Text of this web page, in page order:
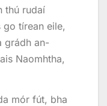
thú rudaí
go tírean eile,
grádh an-
Naomhtha,
mór fút, bha